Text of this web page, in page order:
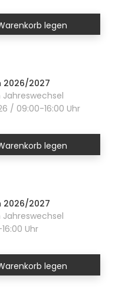
legen
2026/2027
/ 09:00-16:00 Uhr
legen
2026/2027
Uhr
legen